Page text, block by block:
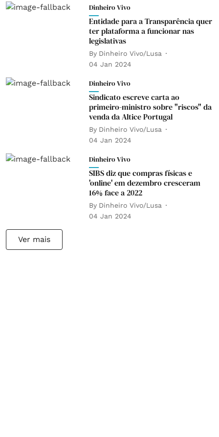
Dinheiro Vivo
Entidade para a Transparência quer
ter plataforma a funcionar nas
legislativas
By Dinheiro Vivo/Lusa
04 Jan 2024
Dinheiro Vivo
Sindicato escreve carta ao
primeiro-ministro sobre "riscos" da
venda da Altice Portugal
By Dinheiro Vivo/Lusa
04 Jan 2024
Dinheiro Vivo
SIBS diz que compras físicas e
'online' em dezembro cresceram
16% face a 2022
By Dinheiro Vivo/Lusa
04 Jan 2024
Ver mais